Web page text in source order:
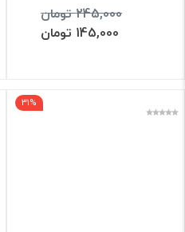
245,000 تومان
145,000 تومان
31%